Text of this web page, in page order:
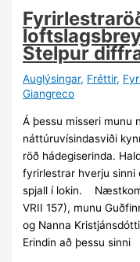
Mathematics
and
Theoretical
Physics
Stelpur
Auglýsingar, Fréttir,
Giangreco
Á þessu misseri munu
náttúruvísindasviði
röð hádegiserinda.
fyrirlestrar hverju sinni
spjall í lokin.
VRII 157), munu
og Nanna
Erindin að þessu sinni